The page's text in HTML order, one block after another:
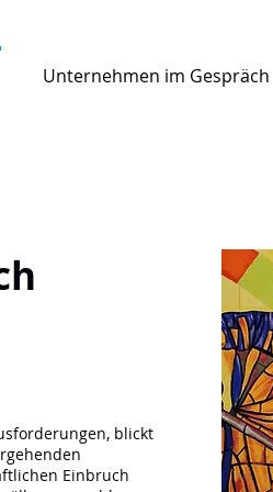
Unternehmen im Gespräch
blickt
Einbruch